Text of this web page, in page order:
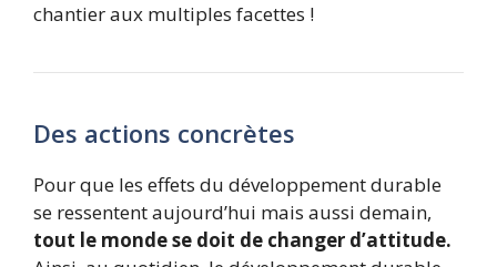
chantier aux multiples facettes !
Des actions concrètes
Pour que les effets du développement durable
se ressentent aujourd’hui mais aussi demain,
tout le monde se doit de changer d’attitude.